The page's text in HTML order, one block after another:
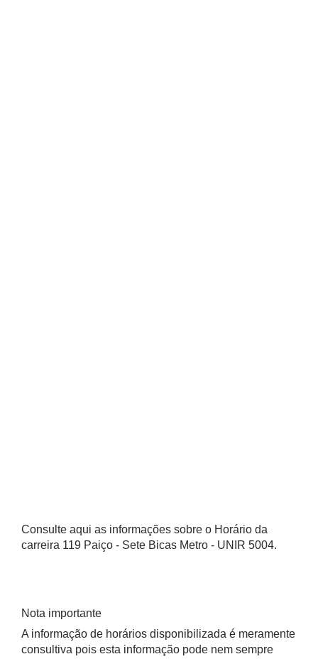
Consulte aqui as informações sobre o Horário da
carreira 119 Paiço - Sete Bicas Metro - UNIR 5004.
Nota importante
A informação de horários disponibilizada é meramente
consultiva pois esta informação pode nem sempre